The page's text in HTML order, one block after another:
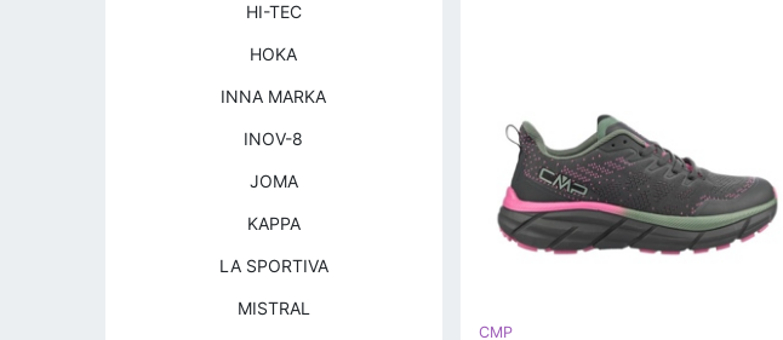
CMP
HI-TEC
HOKA
INNA MARKA
INOV-8
JOMA
KAPPA
LA SPORTIVA
MISTRAL